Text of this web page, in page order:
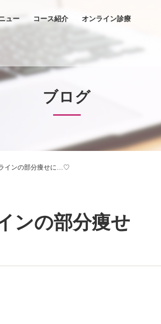
ュー コース紹介 オンライン診療
ブログ
インの部分痩せに…♡
ンの部分痩せ